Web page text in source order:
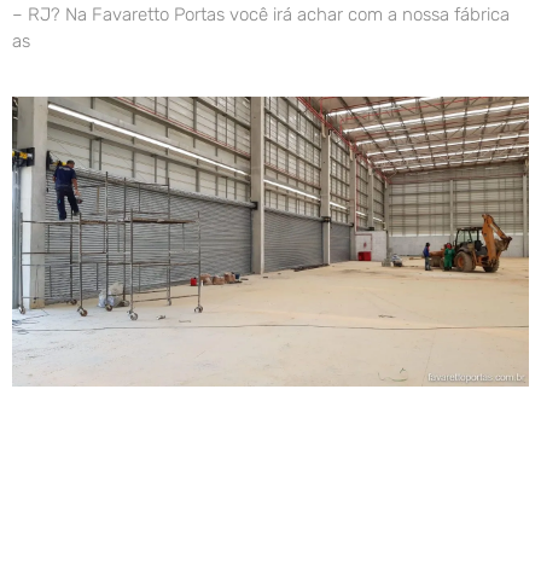
– RJ? Na Favaretto Portas você irá achar com a nossa fábrica
as